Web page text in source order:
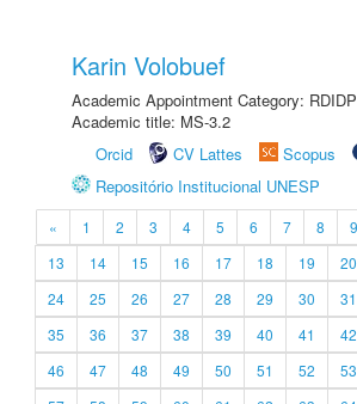
Karin Volobuef
Academic Appointment Category:
Academic title: MS-3.2
Orcid
CV Lattes Scopus
Repositório Institucional UNESP
« 1 2 3 4 5 6 7 8 9
13
14 15 16 17 18 19 20
24
25 26 27 28 29 30 31
35
36 37 38 39 40 41 42
46
47 48 49 50 51 52 53